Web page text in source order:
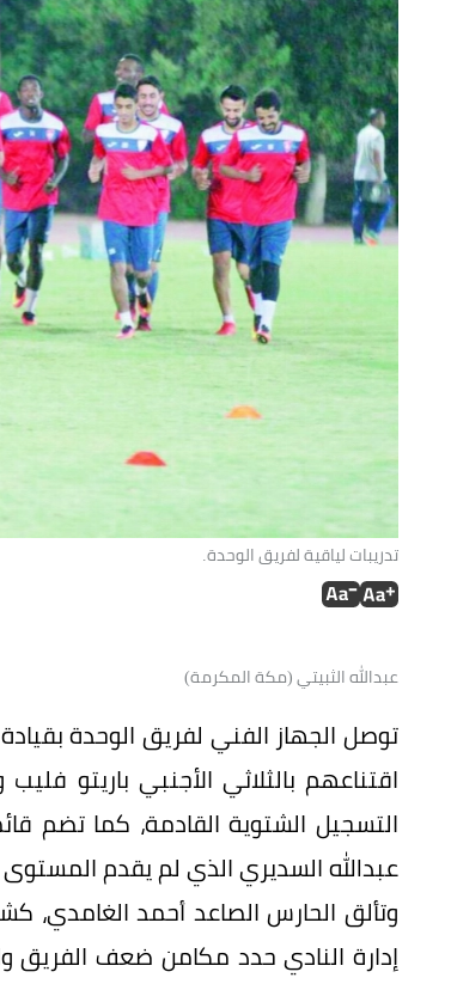
تدريبات لياقية لفريق الوحدة.
عبدالله الثبيتي (مكة المكرمة)
توصل الجهاز الفني لفريق الوحدة
اقتناعهم بالثلاثي الأجنبي باريتو
التسجيل الشتوية القادمة، كما تضم
عبدالله السديري الذي لم يقدم
وتألق الحارس الصاعد أحمد
إدارة النادي حدد مكامن ضعف الفريق